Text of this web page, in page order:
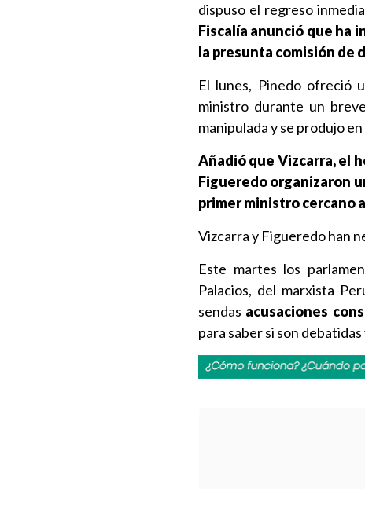
dispuso el regreso
Fiscalía anunció que ha
la presunta comisión de
El lunes, Pinedo ofreció
ministro durante un
manipulada y se produjo
Añadió que Vizcarra, el
Figueredo organizaron
primer ministro cercano
Vizcarra y Figueredo han
Este martes los
Palacios, del marxista
sendas acusaciones
para saber si son